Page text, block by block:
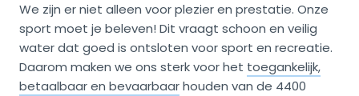
We zijn er niet alleen voor plezier en prestatie. Onze
sport moet je beleven! Dit vraagt schoon en veilig
water dat goed is ontsloten voor sport en recreatie.
Daarom maken we ons sterk voor het toegankelijk,
betaalbaar en bevaarbaarhouden van de 4400